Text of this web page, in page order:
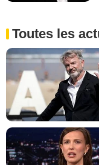
Toutes les